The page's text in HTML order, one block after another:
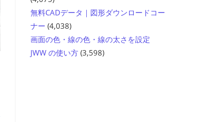
無料CADデータ｜図形ダウンロードコー
ナー (4,038)
画面の色・線の色・線の太さを設定
JWW の使い方 (3,598)